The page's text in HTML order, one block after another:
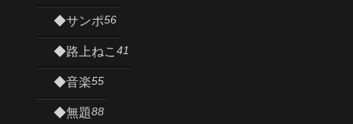
◆サンポ56
◆路上ねこ 41
◆音楽55
◆無題88